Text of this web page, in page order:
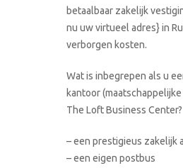
betaalbaar zakelijk
nu uw virtueel adres} in
verborgen kosten.
Wat is inbegrepen als u
kantoor
The Loft Business Center?
– een prestigieus zakelijk
– een eigen postbus